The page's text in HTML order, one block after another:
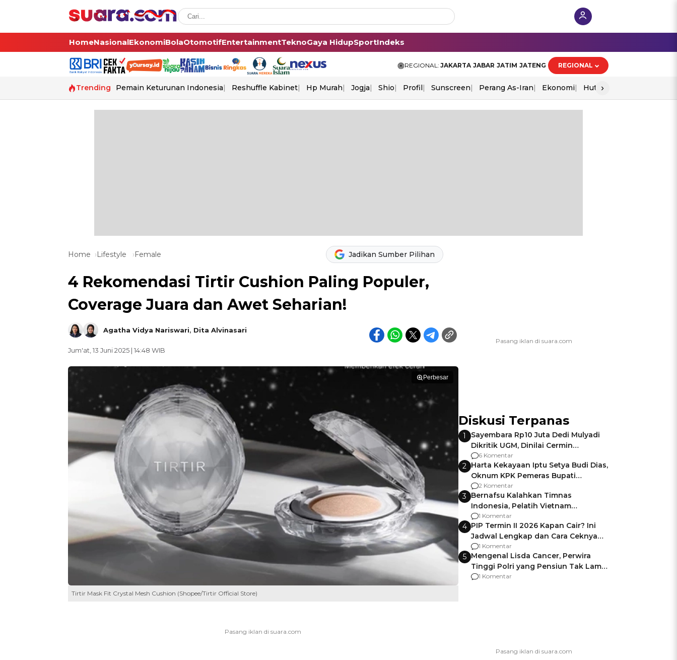
HomeNasionalEkonomiBolaOtomotifEntertainmentTeknoGaya HidupSportIndeks
REGIONAL: JAKARTA JABAR JATIM JATENG REGIONAL
Trending Pemain Keturunan Indonesia Reshuffle Kabinet Hp Murah Jogja Shio Profil Sunscreen Perang As-Iran Ekonomi Hut Ri
›
Home Lifestyle Female Jadikan Sumber Pilihan
4 Rekomendasi Tirtir Cushion Paling Populer,
Coverage Juara dan Awet Seharian!
Agatha Vidya Nariswari, Dita Alvinasari
Jum'at, 13 Juni 2025 | 14:48 WIB
Perbesar
Tirtir Mask Fit Crystal Mesh Cushion (Shopee/Tirtir Official Store)
Diskusi Terpanas
1
Sayembara Rp10 Juta Dedi Mulyadi
Dikritik UGM, Dinilai Cermin
Gagalnya Negara Jamin Keamanan
6 Komentar
2 Harta Kekayaan Iptu Setya Budi Dias,
Oknum KPK Pemeras Bupati
Pemalang
2 Komentar
3 Bernafsu Kalahkan Timnas
Indonesia, Pelatih Vietnam
Berencana Pakai Jimat di Pakansari
1 Komentar
4 PIP Termin II 2026 Kapan Cair? Ini
Jadwal Lengkap dan Cara Ceknya
agar Dana Tidak Hangus!
1 Komentar
5 Mengenal Lisda Cancer, Perwira
Tinggi Polri yang Pensiun Tak Lama
Usai Jadi Brigjen
1 Komentar